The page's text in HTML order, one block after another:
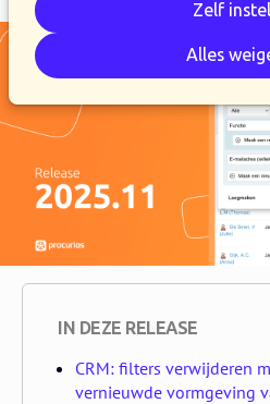
Zelf
Alles
IN DEZE RELEASE
CRM: filters verwijderen
vernieuwde vormgeving